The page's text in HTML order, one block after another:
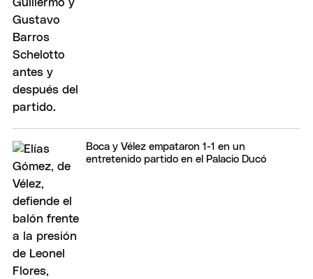
Boca y Vélez empataron 1-1 en un
entretenido partido en el Palacio Ducó